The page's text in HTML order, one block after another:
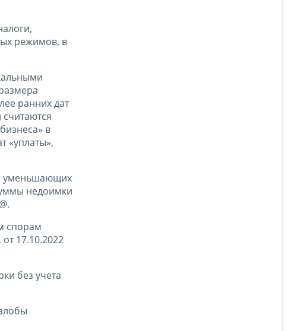
режимов, в
ранних дат
в
«уплаты»,
уменьшающих
недоимки
спорам
17.10.2022
без учета